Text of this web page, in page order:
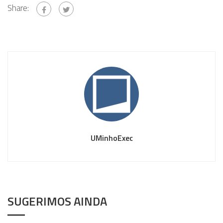
Share:
UMinhoExec
SUGERIMOS AINDA